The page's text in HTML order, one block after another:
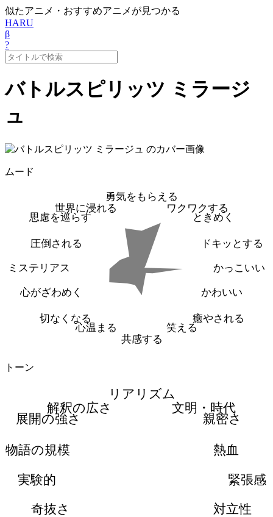
似たアニメ・おすすめアニメが見つかる
HARU
β
?
バトルスピリッツ ミラージ
ュ
ムード
勇気をもらえる
ワクワクする
ときめく
ドキッとする
かっこいい
かわいい
癒やされる
笑える
共感する
心温まる
切なくなる
心がざわめく
ミステリアス
圧倒される
思慮を巡らす
世界に浸れる
トーン
リアリズム
文明・時代
親密さ
熱血
緊張感
対立性
奇抜さ
実験的
物語の規模
展開の強さ
解釈の広さ